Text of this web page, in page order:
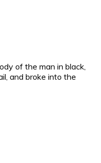
of the man in black,
and broke into the